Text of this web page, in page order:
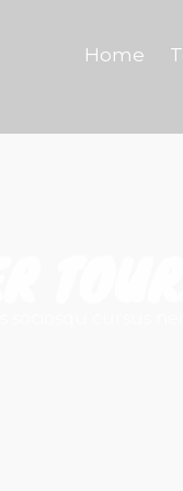
Home